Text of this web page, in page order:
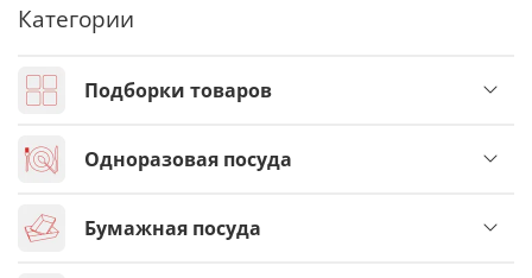
Категории
Подборки товаров
Одноразовая посуда
Бумажная посуда